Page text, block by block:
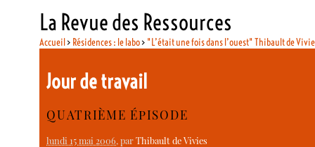
La Revue des Ressources
Accueil> Résidences : le labo> "L’était une fois dans l’ouest" Thibault de
Jour de travail
QUATRIÈME ÉPISODE
lundi 15 mai 2006, parThibault de Vivies